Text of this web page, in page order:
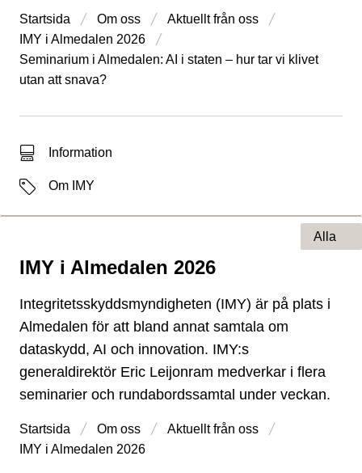
Startsida Om oss
Aktuellt från oss
IMY i Almedalen 2026
Seminarium i Almedalen: AI i staten – hur tar vi klivet
utan att snava?
Typ av sökträff
Information
EtiketterOm IMY
IMY i Almedalen 2026
Typ av sida
Alla
Integritetsskyddsmyndigheten (IMY) är på plats i
Almedalen för att bland annat samtala om
dataskydd, AI och innovation. IMY:s
generaldirektör Eric Leijonram medverkar i flera
seminarier och rundabordssamtal under veckan.
Startsida Om oss
Aktuellt från oss
IMY i Almedalen 2026